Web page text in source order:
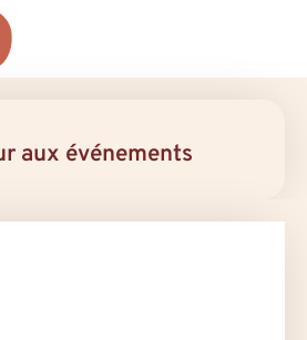
aux événements